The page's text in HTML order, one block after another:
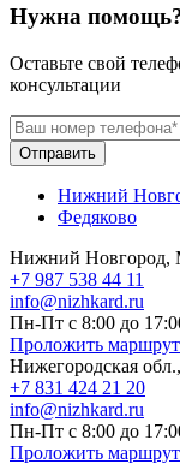
Нужна
Оставьте свой
консультации
Отправить
Нижний
Федяково
Нижний Новгород,
+7 987 538 44 11
info@nizhkard.ru
Пн-Пт с 8:00 до
Проложить маршрут
Нижегородская
+7 831 424 21 20
info@nizhkard.ru
Пн-Пт с 8:00 до
Проложить маршрут